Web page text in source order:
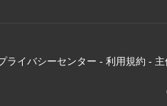
ライバシーセンター - 利用規約 -